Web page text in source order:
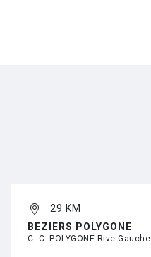
29 KM
BEZIERS POLYGONE
C. C. POLYGONE Rive Gauche